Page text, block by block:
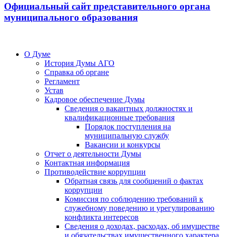
Официальный сайт представительного органа
муниципального образования
О Думе
История Думы АГО
Справка об органе
Регламент
Устав
Кадровое обеспечение Думы
Сведения о вакантных должностях и
квалификационные требования
Порядок поступления на
муниципальную службу
Вакансии и конкурсы
Отчет о деятельности Думы
Контактная информация
Противодействие коррупции
Обратная связь для сообщений о фактах
коррупции
Комиссия по соблюдению требований к
служебному поведению и урегулированию
конфликта интересов
Сведения о доходах, расходах, об имуществе
и обязательствах имущественного характера